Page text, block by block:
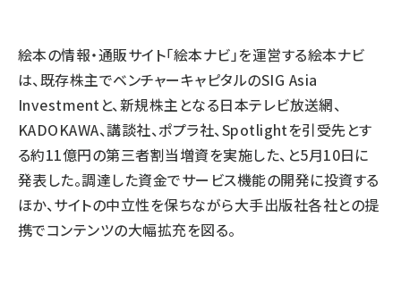
絵本の情報・通販サイト「絵本ナビ」を運営する絵本ナビ
は、既存株主でベンチャーキャピタルのSIG Asia
Investmentと、新規株主となる日本テレビ放送網、
KADOKAWA、講談社、ポプラ社、Spotlightを引受先とす
る約11億円の第三者割当増資を実施した、と5月10日に
発表した。調達した資金でサービス機能の開発に投資する
ほか、サイトの中立性を保ちながら大手出版社各社との提
携でコンテンツの大幅拡充を図る。